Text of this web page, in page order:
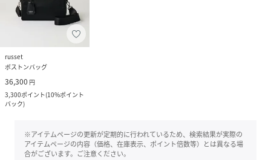
russet
ボストンバッグ
36,300 円
3,300ポイント(10%ポイント
バック)
※アイテムページの更新が定期的に行われているため、検索結果が実際の
アイテムページの内容（価格、在庫表示、ポイント倍数等）とは異なる場
合がございます。ご注意ください。